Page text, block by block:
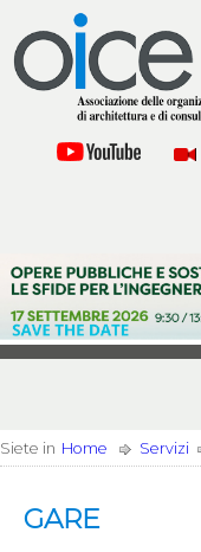
Siete in Home Servizi
GARE